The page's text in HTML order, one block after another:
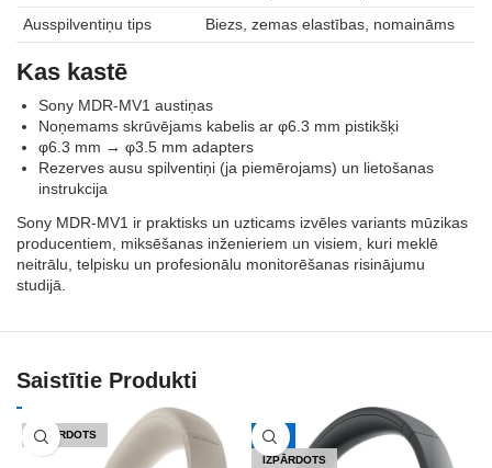
Ausspilventiņu tips
Biezs, zemas elastības, nomaināms
Kas kastē
Sony MDR‑MV1 austiņas
Noņemams skrūvējams kabelis ar φ6.3 mm pistikšķi
φ6.3 mm → φ3.5 mm adapters
Rezerves ausu spilventiņi (ja piemērojams) un lietošanas
instrukcija
Sony MDR‑MV1 ir praktisks un uzticams izvēles variants mūzikas
producentiem, miksēšanas inženieriem un visiem, kuri meklē
neitrālu, telpisku un profesionālu monitorēšanas risinājumu
studijā.
Saistītie Produkti
IZPĀRDOTS -17%
IZPĀRDOTS